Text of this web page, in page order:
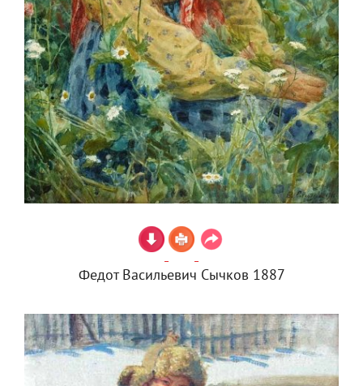
Федот Васильевич Сычков 1887